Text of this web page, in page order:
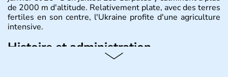
de 2000 m d'altitude. Relativement plate, avec des terres
fertiles en son centre, l'Ukraine profite d'une agriculture
intensive.
Histoire et administration